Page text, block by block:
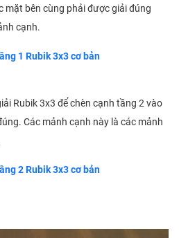
mặt bên cùng phải được giải đúng
cạnh.
1 Rubik 3x3 cơ bản
Rubik 3x3 để chèn cạnh tầng 2 vào
Các mảnh cạnh này là các mảnh
2 Rubik 3x3 cơ bản